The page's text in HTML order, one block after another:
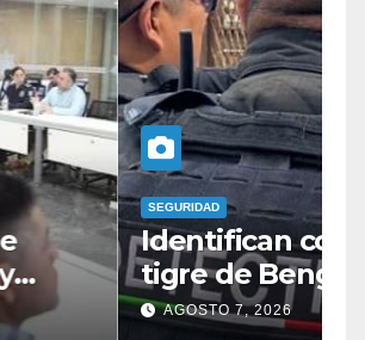
como Zeus al
Bengala asegurado
Fronteriza;
2026